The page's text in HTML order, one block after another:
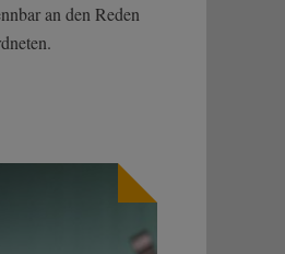
an den Reden